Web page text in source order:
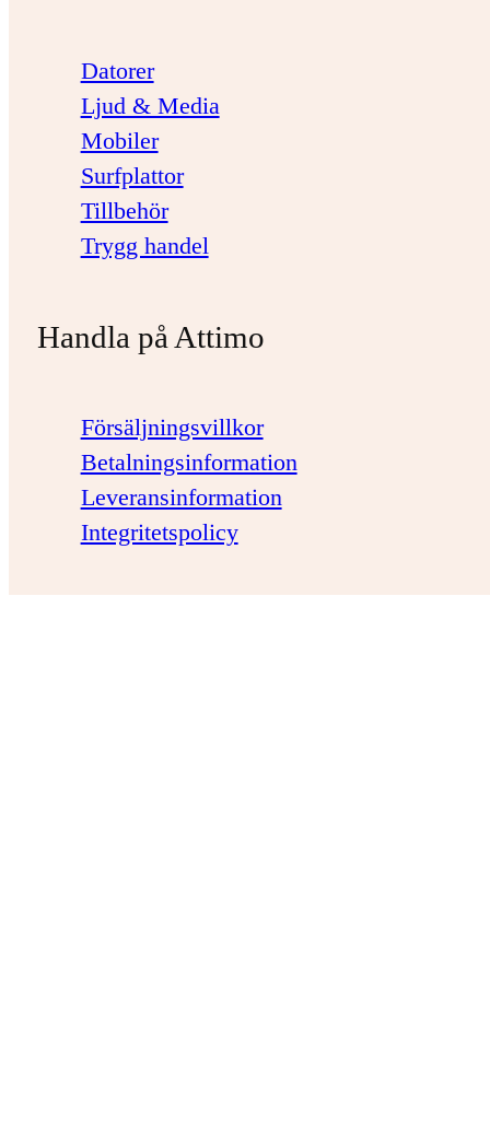
Datorer
Ljud & Media
Mobiler
Surfplattor
Tillbehör
Trygg handel
Handla på Attimo
Försäljningsvillkor
Betalningsinformation
Leveransinformation
Integritetspolicy